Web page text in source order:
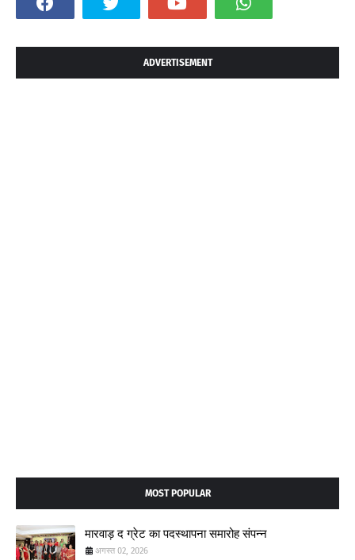
ADVERTISEMENT
MOST POPULAR
मारवाड़ द ग्रेट का पदस्थापना समारोह संपन्न
अगस्त 02, 2026